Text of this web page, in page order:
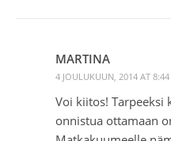
MARTINA
4 JOULUKUUN, 2014 AT
Voi kiitos! Tarpeeksi
onnistua ottamaan